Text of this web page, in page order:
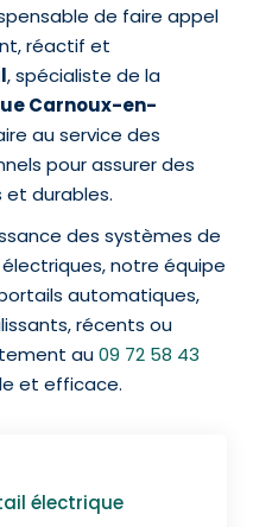
de faire appel
réactif et
, spécialiste de la
Carnoux-en-
au service des
pour assurer des
et durables.
des systèmes de
notre équipe
automatiques,
récents ou
au09 72 58 43
et efficace.
électrique